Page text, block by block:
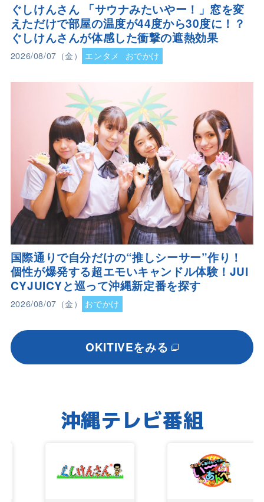
ぐしけんさん 「サウナみたいやー！」窓を変
えただけで部屋の温度が44度から30度に！？
ぐしけんさんが体感した衝撃の遮熱効果
2026/08/07（金） エンタメ おでかけ
国際通りで自分だけの“推しシーサー”作り！
個性が爆発する超エモいキャンドル体験！JUI
CYJUICYと巡って沖縄新定番を探す
2026/08/07（金） おでかけ
OKITIVEをみる
沖縄テレビ番組